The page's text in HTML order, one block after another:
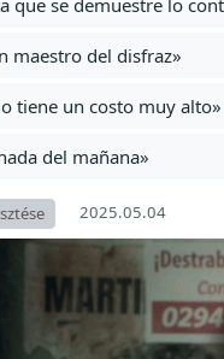
maestro del disfraz»
tiene un costo muy alto»
del mañana»
2025.05.04